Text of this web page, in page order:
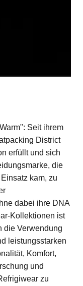
Seit ihrem
District
erfüllt und sich
die
kam, zu
dabei ihre DNA
Kollektionen ist
die Verwendung
leistungsstarken
Komfort,
und
zu